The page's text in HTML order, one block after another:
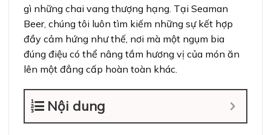
gì những chai vang thượng hạng. Tại Seaman
Beer, chúng tôi luôn tìm kiếm những sự kết hợp
đầy cảm hứng như thế, nơi mà một ngụm bia
đúng điệu có thể nâng tầm hương vị của món ăn
lên một đẳng cấp hoàn toàn khác.
Nội dung